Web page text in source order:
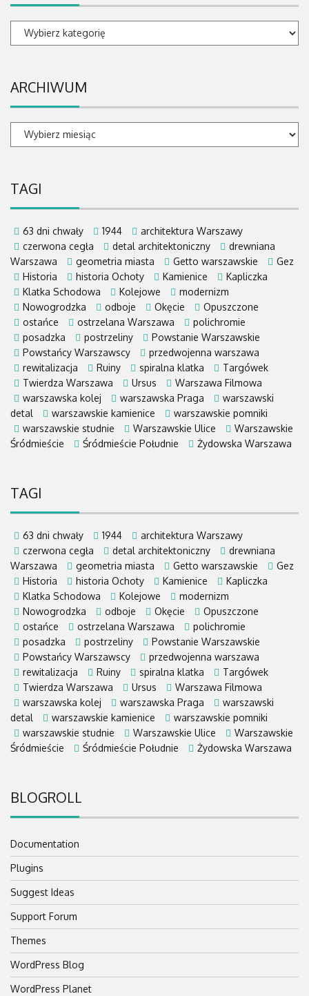
Kategorie
ARCHIWUM
ARCHIWUM
TAGI
63 dni chwały 1944
architektura Warszawy
czerwona cegła
detal architektoniczny
drewniana
Warszawa
geometria miasta Getto warszawskie
Gez
Historia
historia Ochoty Kamienice
Kapliczka
Klatka Schodowa
Kolejowe
modernizm
Nowogrodzka
odboje Okęcie
Opuszczone
ostańce
ostrzelana Warszawa
polichromie
posadzka
postrzeliny
Powstanie Warszawskie
Powstańcy Warszawscy
przedwojenna warszawa
rewitalizacja
Ruiny spiralna klatka
Targówek
Twierdza Warszawa
Ursus
Warszawa Filmowa
warszawska kolej
warszawska Praga
warszawski
detal
warszawskie kamienice
warszawskie pomniki
warszawskie studnie
Warszawskie Ulice
Warszawskie
Śródmieście
Śródmieście Południe Żydowska Warszawa
TAGI
63 dni chwały 1944
architektura Warszawy
czerwona cegła
detal architektoniczny
drewniana
Warszawa
geometria miasta Getto warszawskie
Gez
Historia
historia Ochoty Kamienice
Kapliczka
Klatka Schodowa
Kolejowe
modernizm
Nowogrodzka
odboje Okęcie
Opuszczone
ostańce
ostrzelana Warszawa
polichromie
posadzka
postrzeliny
Powstanie Warszawskie
Powstańcy Warszawscy
przedwojenna warszawa
rewitalizacja
Ruiny spiralna klatka
Targówek
Twierdza Warszawa
Ursus
Warszawa Filmowa
warszawska kolej
warszawska Praga
warszawski
detal
warszawskie kamienice
warszawskie pomniki
warszawskie studnie
Warszawskie Ulice
Warszawskie
Śródmieście
Śródmieście Południe Żydowska Warszawa
BLOGROLL
Documentation
Plugins
Suggest Ideas
Support Forum
Themes
WordPress Blog
WordPress Planet